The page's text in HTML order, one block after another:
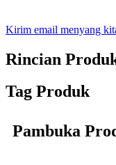
Kirim email menyang
Rincian
Tag Produk
Pambuka